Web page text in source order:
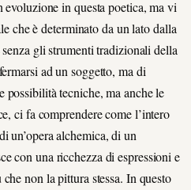
in questa poetica, ma vi
che è determinato da un lato dalla
gli strumenti tradizionali della
ad un soggetto, ma di
possibilità tecniche, ma anche le
ci fa comprendere come l’intero
un’opera alchemica, di un
con una ricchezza di espressioni e
non la pittura stessa. In questo